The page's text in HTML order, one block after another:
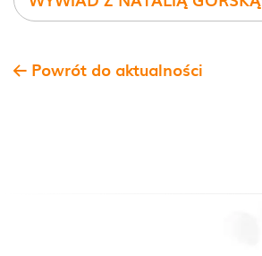
Powrót do aktualności